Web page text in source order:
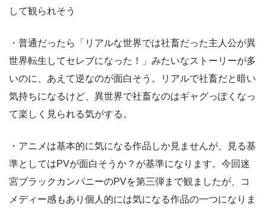
して観られそう
・普通だったら「リアルな世界では社畜だった主人公が異
世界転生してセレブになった！」みたいなストーリーが多
いのに、あえて逆なのが面白そう。リアルで社畜だと暗い
気持ちになるけど、異世界で社畜なのはギャグっぽくなっ
て楽しく見られる気がする。
・アニメは基本的に気になる作品しか見ませんが、見る基
準としてはPVが面白そうか？が基準になります。今回迷
宮ブラックカンパニーのPVを第三弾まで観ましたが、コ
メディー感もあり個人的には気になる作品の一つになりま